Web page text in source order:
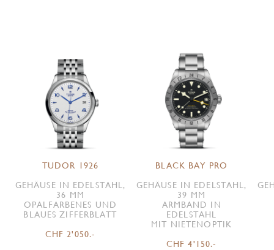
TUDOR 1926
GEHÄUSE IN EDELSTAHL,
36 MM
OPALFARBENES UND
BLAUES ZIFFERBLATT
CHF 2'050.-
BLACK BAY PRO
GEHÄUSE IN EDELSTAHL,
39 MM
ARMBAND IN
EDELSTAHL
MIT NIETENOPTIK
CHF 4'150.-